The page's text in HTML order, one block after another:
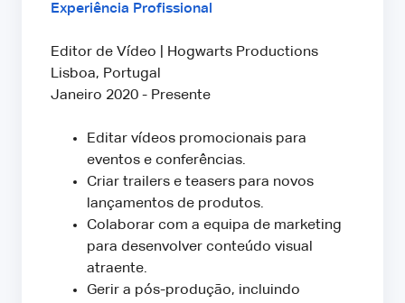
Experiência Profissional
Editor de Vídeo | Hogwarts Productions
Lisboa, Portugal
Janeiro 2020 - Presente
Editar vídeos promocionais para
eventos e conferências.
Criar trailers e teasers para novos
lançamentos de produtos.
Colaborar com a equipa de marketing
para desenvolver conteúdo visual
atraente.
Gerir a pós-produção, incluindo